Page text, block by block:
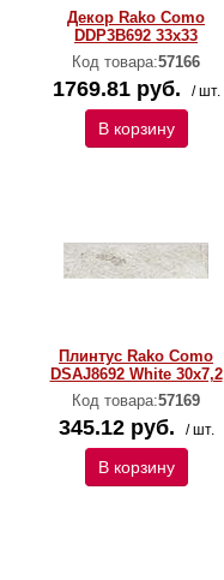
Декор Rako Como
DDP3B692 33x33
Код товара:57166
1769.81 руб. / шт.
В корзину
Плинтус Rako Como
DSAJ8692 White 30x7,2
Код товара:57169
345.12 руб. / шт.
В корзину